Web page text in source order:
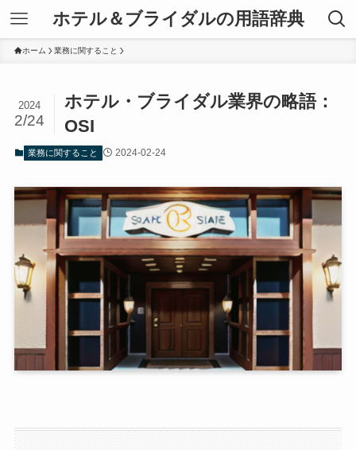
ホテル＆ブライダルの用語辞典
ホーム 業務に関すること
ホテル・ブライダル業界の略語：
OSI
2024
2/24
業務に関すること 2024-02-24